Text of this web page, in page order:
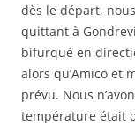
dès le départ,
quittant à
bifurqué en
alors qu’Amico et
prévu. Nous
température était